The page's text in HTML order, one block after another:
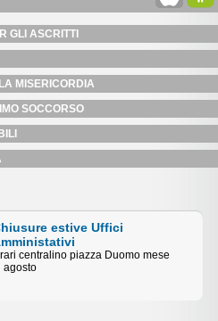
GLI ASCRITTI
MISERICORDIA
SOCCORSO
estive Uffici
centralino piazza Duomo mese
agosto